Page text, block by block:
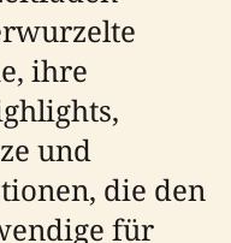
ihre
und
die den
für